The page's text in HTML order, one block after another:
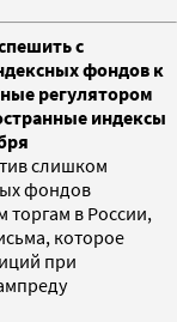
с
фондов к
регулятором
индексы
слишком
фондов
торгам в России,
которое
при